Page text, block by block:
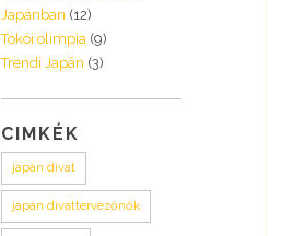
Japánban (12)
Tokói olimpia (9)
Trendi Japán (3)
CIMKÉK
japán divat
japán divattervezőnők